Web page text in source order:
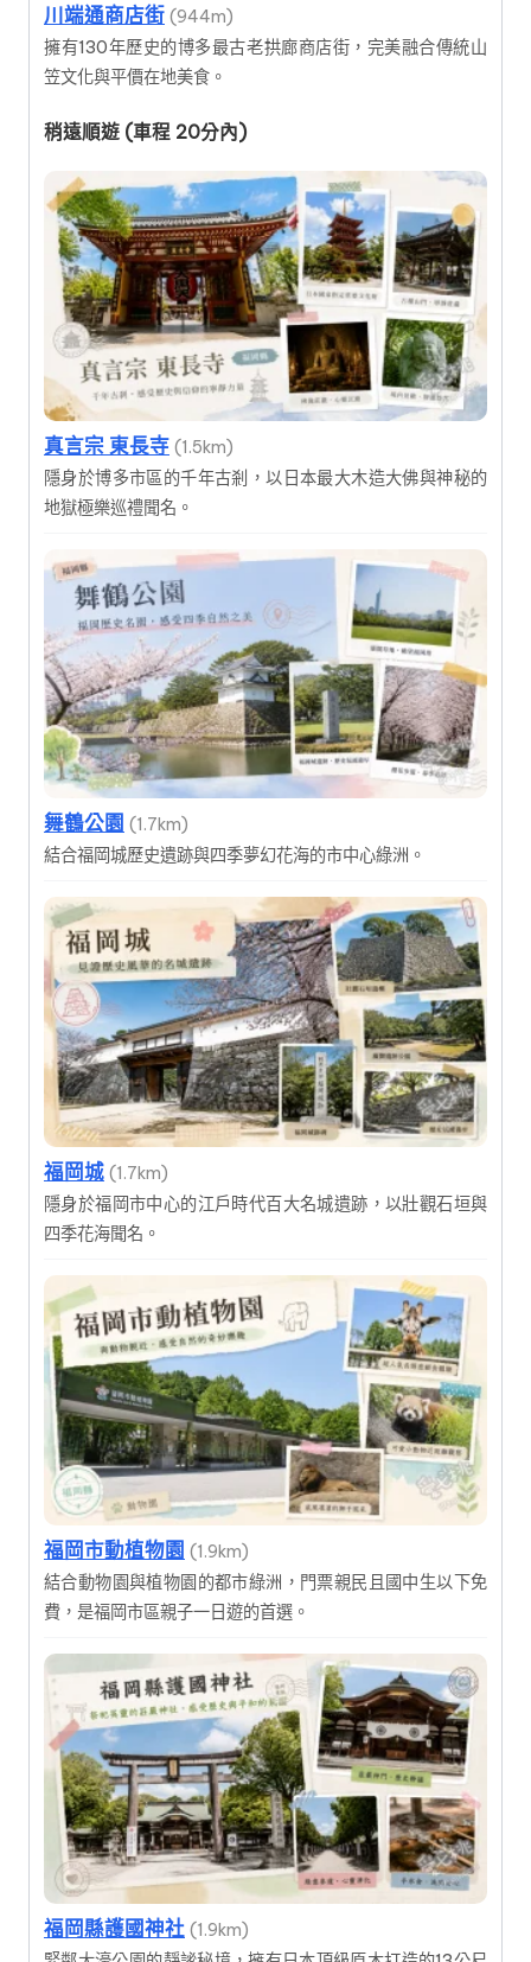
川端通商店街 (944m)
擁有130年歷史的博多最古老拱廊商店街，完美融合傳統山
笠文化與平價在地美食。
稍遠順遊 (車程 20分內)
真言宗 東長寺 (1.5km)
隱身於博多市區的千年古剎，以日本最大木造大佛與神秘的
地獄極樂巡禮聞名。
舞鶴公園 (1.7km)
結合福岡城歷史遺跡與四季夢幻花海的市中心綠洲。
福岡城 (1.7km)
隱身於福岡市中心的江戶時代百大名城遺跡，以壯觀石垣與
四季花海聞名。
福岡市動植物園 (1.9km)
結合動物園與植物園的都市綠洲，門票親民且國中生以下免
費，是福岡市區親子一日遊的首選。
福岡縣護國神社 (1.9km)